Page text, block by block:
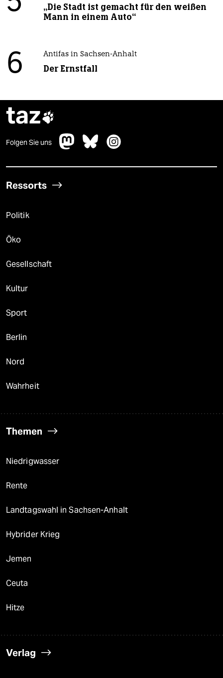
„Die Stadt ist gemacht für den weißen
Mann in einem Auto“
6 Antifas in Sachsen-Anhalt
Der Ernstfall
taz
Folgen Sie uns
Ressorts
Politik
Öko
Gesellschaft
Kultur
Sport
Berlin
Nord
Wahrheit
Themen
Niedrigwasser
Rente
Landtagswahl in Sachsen-Anhalt
Hybrider Krieg
Jemen
Ceuta
Hitze
Verlag